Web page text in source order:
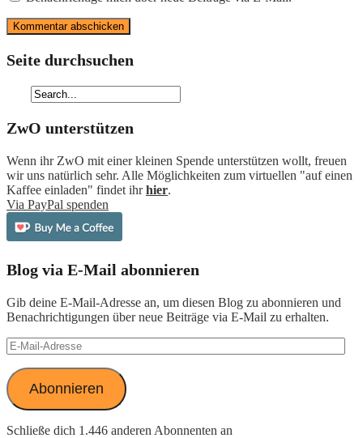
Seite durchsuchen
ZwO unterstützen
Wenn ihr ZwO mit einer kleinen Spende unterstützen wollt, freuen
wir uns natürlich sehr. Alle Möglichkeiten zum virtuellen "auf einen
Kaffee einladen" findet ihrhier.
Via PayPal spenden
Blog via E-Mail abonnieren
Gib deine E-Mail-Adresse an, um diesen Blog zu abonnieren und
Benachrichtigungen über neue Beiträge via E-Mail zu erhalten.
E-
Mail-
Adresse
Abonnieren
Schließe dich 1.446 anderen Abonnenten an